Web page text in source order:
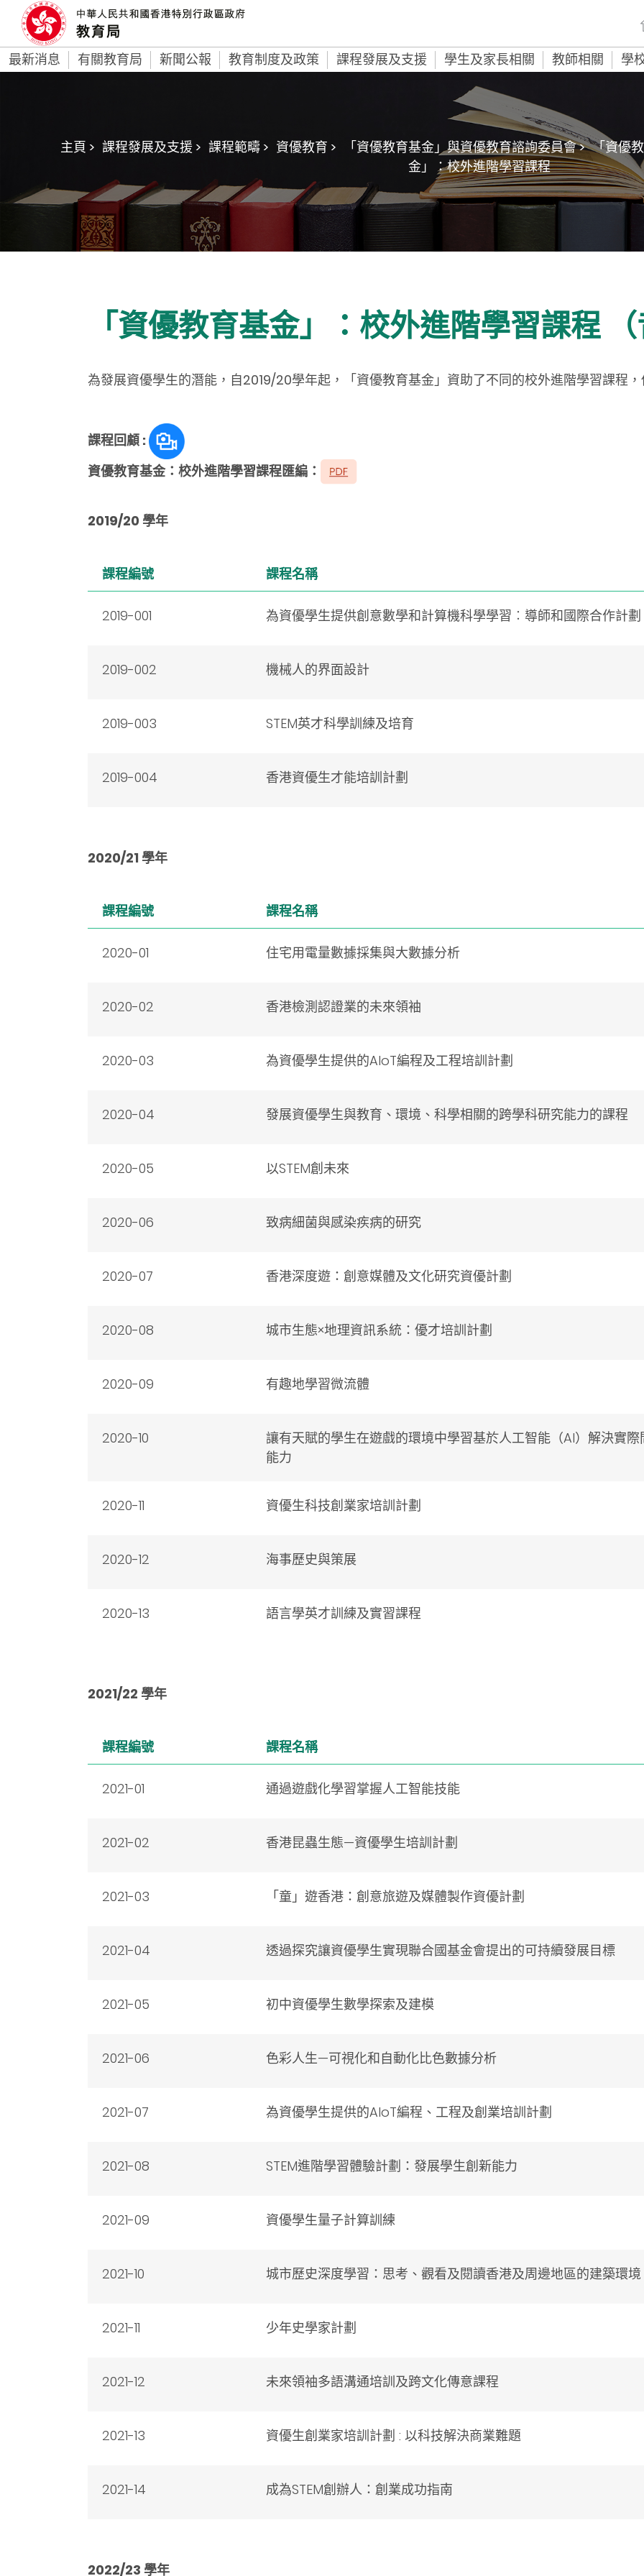
最新消息 有關教育局 新聞公報 教育制度及政策 課程發展及支援 學生及家長相關 教師相關 學
主頁 > 課程發展及支援 > 課程範疇 > 資優教育 > 「資優教育基金」與資優教育諮詢委員會 > 「資優
金」：校外進階學習課程
「資優教育基金」：校外進階學習課程
為發展資優學生的潛能，自2019/20學年起，「資優教育基金」資助了不同的校外進階學習課程
課程回顧 :
資優教育基金：校外進階學習課程匯編：
2019/20 學年
課程編號 課程名稱
2019-001 為資優學生提供創意數學和計算機科學學習︰導師和國際合作計劃
2019-002 機械人的界面設計
2019-003 STEM英才科學訓練及培育
2019-004 香港資優生才能培訓計劃
2020/21 學年
課程編號 課程名稱
2020-01 住宅用電量數據採集與大數據分析
2020-02 香港檢測認證業的未來領袖
2020-03 為資優學生提供的AIoT編程及工程培訓計劃
2020-04 發展資優學生與教育、環境、科學相關的跨學科研究能力的課程
2020-05 以STEM創未來
2020-06 致病細菌與感染疾病的研究
2020-07 香港深度遊：創意媒體及文化研究資優計劃
2020-08 城市生態×地理資訊系統：優才培訓計劃
2020-09 有趣地學習微流體
2020-10
讓有天賦的學生在遊戲的環境中學習基於人工智能（AI）解決實際
能力
2020-11 資優生科技創業家培訓計劃
2020-12 海事歷史與策展
2020-13 語言學英才訓練及實習課程
2021/22 學年
課程編號 課程名稱
2021-01 通過遊戲化學習掌握人工智能技能
2021-02 香港昆蟲生態—資優學生培訓計劃
2021-03 「童」遊香港：創意旅遊及媒體製作資優計劃
2021-04 透過探究讓資優學生實現聯合國基金會提出的可持續發展目標
2021-05 初中資優學生數學探索及建模
2021-06 色彩人生—可視化和自動化比色數據分析
2021-07 為資優學生提供的AIoT編程、工程及創業培訓計劃
2021-08 STEM進階學習體驗計劃：發展學生創新能力
2021-09 資優學生量子計算訓練
2021-10 城市歷史深度學習：思考、觀看及閱讀香港及周邊地區的建築環境
2021-11 少年史學家計劃
2021-12 未來領袖多語溝通培訓及跨文化傳意課程
2021-13 資優生創業家培訓計劃 : 以科技解決商業難題
2021-14 成為STEM創辦人：創業成功指南
2022/23 學年